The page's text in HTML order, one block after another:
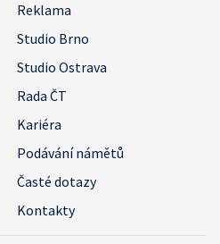
Reklama
Studio Brno
Studio Ostrava
Rada ČT
Kariéra
Podávání námětů
Časté dotazy
Kontakty